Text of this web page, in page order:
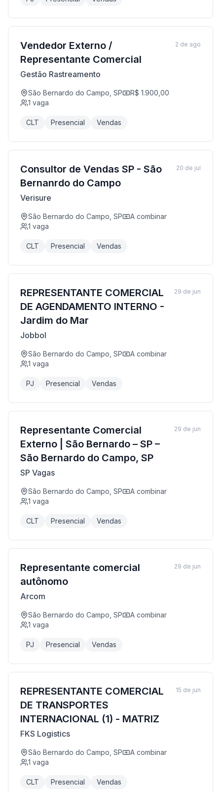
Vendedor Externo /
Representante Comercial
Gestão Rastreamento
São Bernardo do Campo, SP
R$ 1.900,00
1 vaga
CLT Presencial Vendas
2 de ago
Consultor de Vendas SP - São
Bernanrdo do Campo
Verisure
São Bernardo do Campo, SP
A combinar
1 vaga
CLT Presencial Vendas
20 de jul
REPRESENTANTE COMERCIAL
DE AGENDAMENTO INTERNO -
Jardim do Mar
Jobbol
São Bernardo do Campo, SP
A combinar
1 vaga
PJ Presencial Vendas
29 de jun
Representante Comercial
Externo | São Bernardo – SP –
São Bernardo do Campo, SP
SP Vagas
São Bernardo do Campo, SP
A combinar
1 vaga
CLT Presencial Vendas
29 de jun
Representante comercial
autônomo
Arcom
São Bernardo do Campo, SP
A combinar
1 vaga
PJ Presencial Vendas
29 de jun
REPRESENTANTE COMERCIAL
DE TRANSPORTES
INTERNACIONAL (1) - MATRIZ
FKS Logistics
São Bernardo do Campo, SP
A combinar
1 vaga
CLT Presencial Vendas
15 de jun